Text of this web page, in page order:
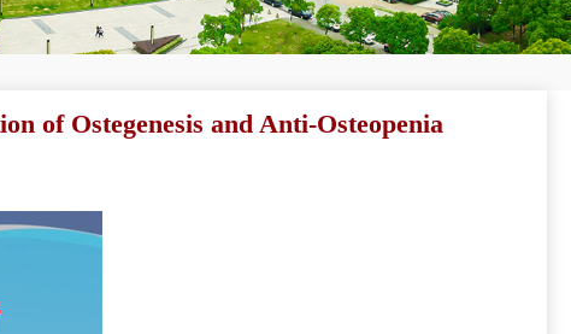
of Ostegenesis and Anti-Osteopenia